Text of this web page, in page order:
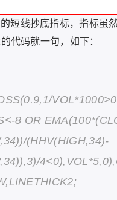
短线抄底指标，指标虽
代码就一句，如下：
8 OR
(HHV(HIGH,34)-